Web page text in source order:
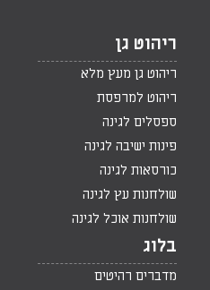
ריהוט גן
ריהוט גן מעץ מלא
ריהוט למרפסת
ספסלים לגינה
פינות ישיבה לגינה
כורסאות לגינה
שולחנות עץ לגינה
שולחנות אוכל לגינה
בלוג
מדברים רהיטים